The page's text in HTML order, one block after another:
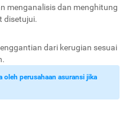
menganalisis dan menghitung
disetujui.
dari kerugian sesuai
oleh perusahaan asuransi jika